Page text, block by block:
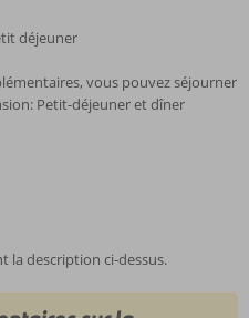
déjeuner
vous pouvez séjourner
Petit-déjeuner et dîner
la description ci-dessus.